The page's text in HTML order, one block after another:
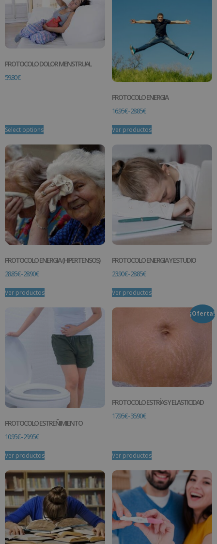
PROTOCOLO DOLOR MENSTRUAL
59.80€
Select options
PROTOCOLO ENERGIA
16.95€-28.85€
Ver productos
PROTOCOLO ENERGIA (HIPERTENSOS)
28.85€-28.90€
Ver productos
PROTOCOLO ENERGIA Y ESTUDIO
23.90€-28.85€
Ver productos
PROTOCOLO ESTREÑIMIENTO
10.95€-29.95€
Ver productos
¡Oferta!
PROTOCOLO ESTRÍAS Y ELASTICIDAD
17.95€-35.90€
Ver productos